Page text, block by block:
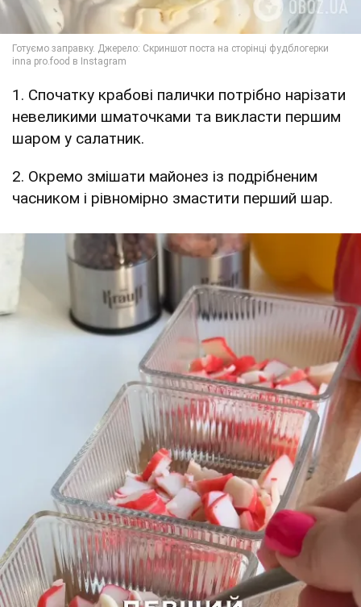
1. Спочатку крабові палички потрібно нарізати
невеликими шматочками та викласти першим
шаром у салатник.
2. Окремо змішати майонез із подрібненим
часником і рівномірно змастити перший шар.